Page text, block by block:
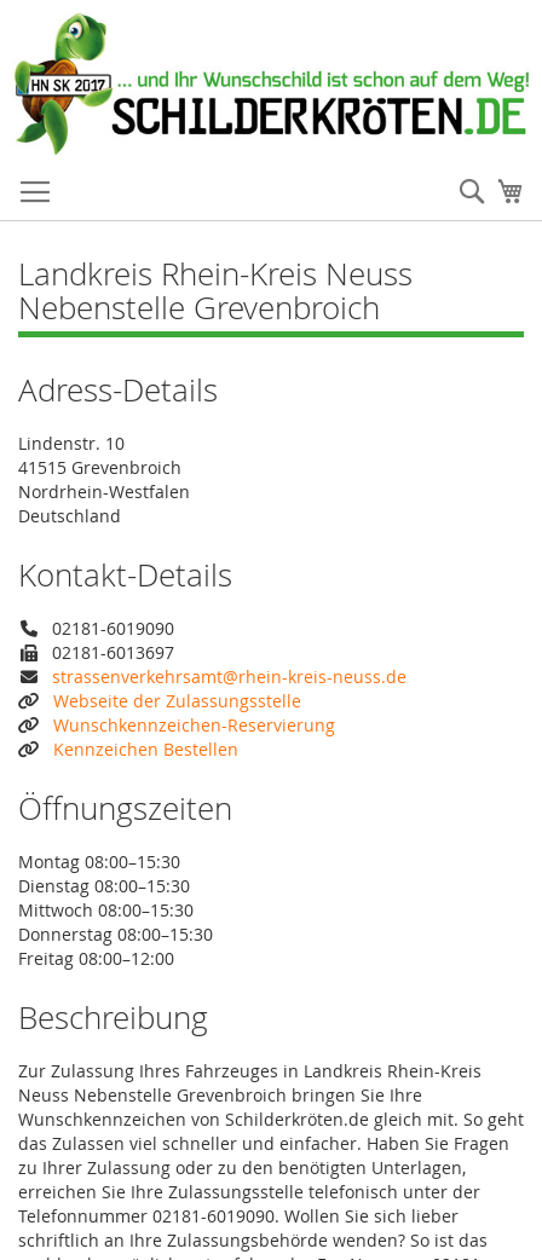
Landkreis Rhein-Kreis Neuss
Nebenstelle Grevenbroich
Adress-Details
Lindenstr. 10
41515 Grevenbroich
Nordrhein-Westfalen
Deutschland
Kontakt-Details
02181-6019090
02181-6013697
strassenverkehrsamt@rhein-kreis-neuss.de
Webseite der Zulassungsstelle
Wunschkennzeichen-Reservierung
Kennzeichen Bestellen
Öffnungszeiten
Montag 08:00–15:30
Dienstag 08:00–15:30
Mittwoch 08:00–15:30
Donnerstag 08:00–15:30
Freitag 08:00–12:00
Beschreibung
Zur Zulassung Ihres Fahrzeuges in Landkreis Rhein-Kreis
Neuss Nebenstelle Grevenbroich bringen Sie Ihre
Wunschkennzeichen von Schilderkröten.de gleich mit. So geht
das Zulassen viel schneller und einfacher. Haben Sie Fragen
zu Ihrer Zulassung oder zu den benötigten Unterlagen,
erreichen Sie Ihre Zulassungsstelle telefonisch unter der
Telefonnummer 02181-6019090. Wollen Sie sich lieber
schriftlich an Ihre Zulassungsbehörde wenden? So ist das